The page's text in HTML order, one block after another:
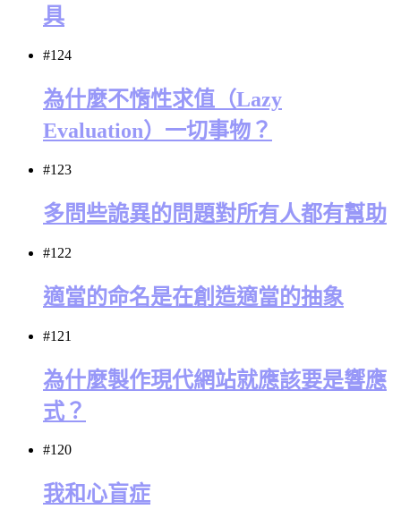
具
#124
為什麼不惰性求值（Lazy
Evaluation）一切事物？
#123
多問些詭異的問題對所有人都有幫助
#122
適當的命名是在創造適當的抽象
#121
為什麼製作現代網站就應該要是響應
式？
#120
我和心盲症